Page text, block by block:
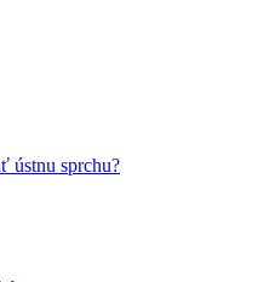
ústnu sprchu?